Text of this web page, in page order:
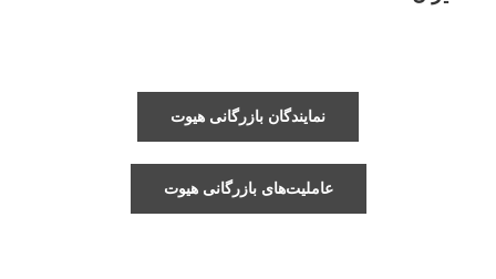
نمایندگان بازرگانی هیوت
عاملیت‌های بازرگانی هیوت